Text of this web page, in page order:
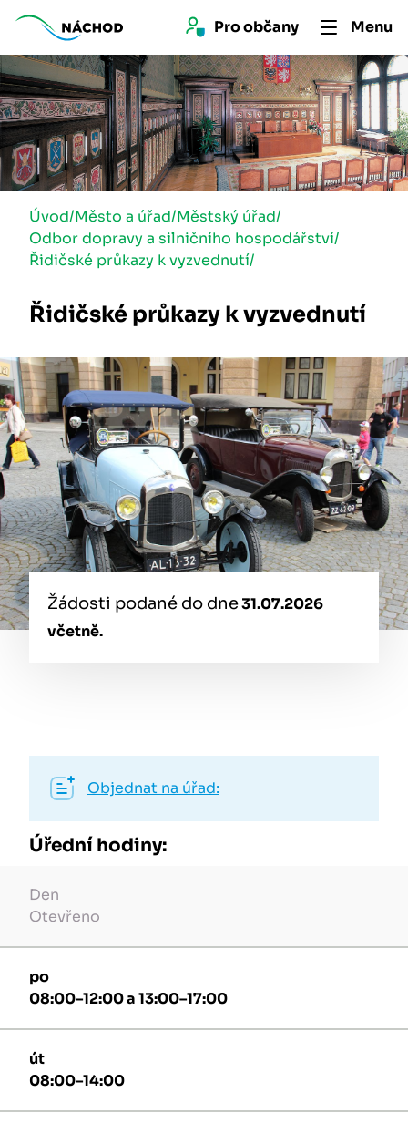
Pro občany Menu
Úvod/Město a úřad/Městský úřad/
Odbor dopravy a silničního hospodářství/
Řidičské průkazy k vyzvednutí/
Řidičské průkazy k vyzvednutí
Žádosti podané do dne31.07.2026
včetně.
Objednat na úřad:
Úřední hodiny:
Den
Otevřeno
po
08:00–12:00 a 13:00–17:00
út
08:00–14:00